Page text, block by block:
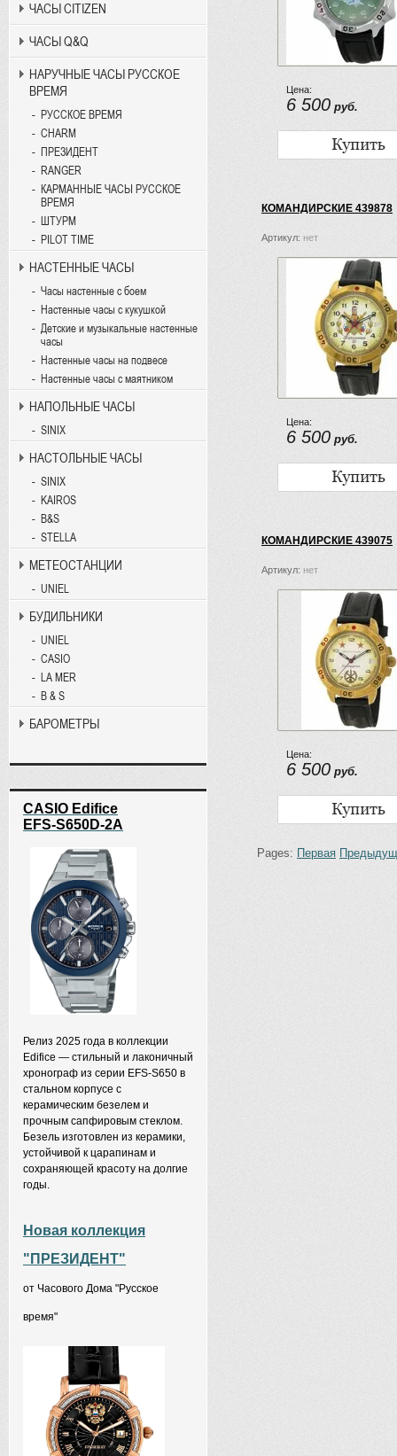
Цена:
6 500 руб.
КОМАНДИРСКИЕ 439878
Артикул: нет
Цена:
6 500 руб.
КОМАНДИРСКИЕ 439075
Артикул: нет
Цена:
6 500 руб.
Pages: Первая
ЧАСЫ CITIZEN
ЧАСЫ Q&Q
НАРУЧНЫЕ ЧАСЫ РУССКОЕ
ВРЕМЯ
РУССКОЕ ВРЕМЯ
CHARM
ПРЕЗИДЕНТ
RANGER
КАРМАННЫЕ ЧАСЫ РУССКОЕ
ВРЕМЯ
ШТУРМ
PILOT TIME
НАСТЕННЫЕ ЧАСЫ
Часы настенные с боем
Настенные часы с кукушкой
Детские и музыкальные настенные
часы
Настенные часы на подвесе
Настенные часы с маятником
НАПОЛЬНЫЕ ЧАСЫ
SINIX
НАСТОЛЬНЫЕ ЧАСЫ
SINIX
KAIROS
B&S
STELLA
МЕТЕОСТАНЦИИ
UNIEL
БУДИЛЬНИКИ
UNIEL
CASIO
LA MER
B & S
БАРОМЕТРЫ
CASIO Edifice
EFS-S650D-2A
Релиз 2025 года в коллекции
Edifice — стильный и лаконичный
хронограф из серии EFS-S650 в
стальном корпусе с
керамическим безелем и
прочным сапфировым стеклом.
Безель изготовлен из керамики,
устойчивой к царапинам и
сохраняющей красоту на долгие
годы.
Новая коллекция
"ПРЕЗИДЕНТ"
от Часового Дома "Русское
время"